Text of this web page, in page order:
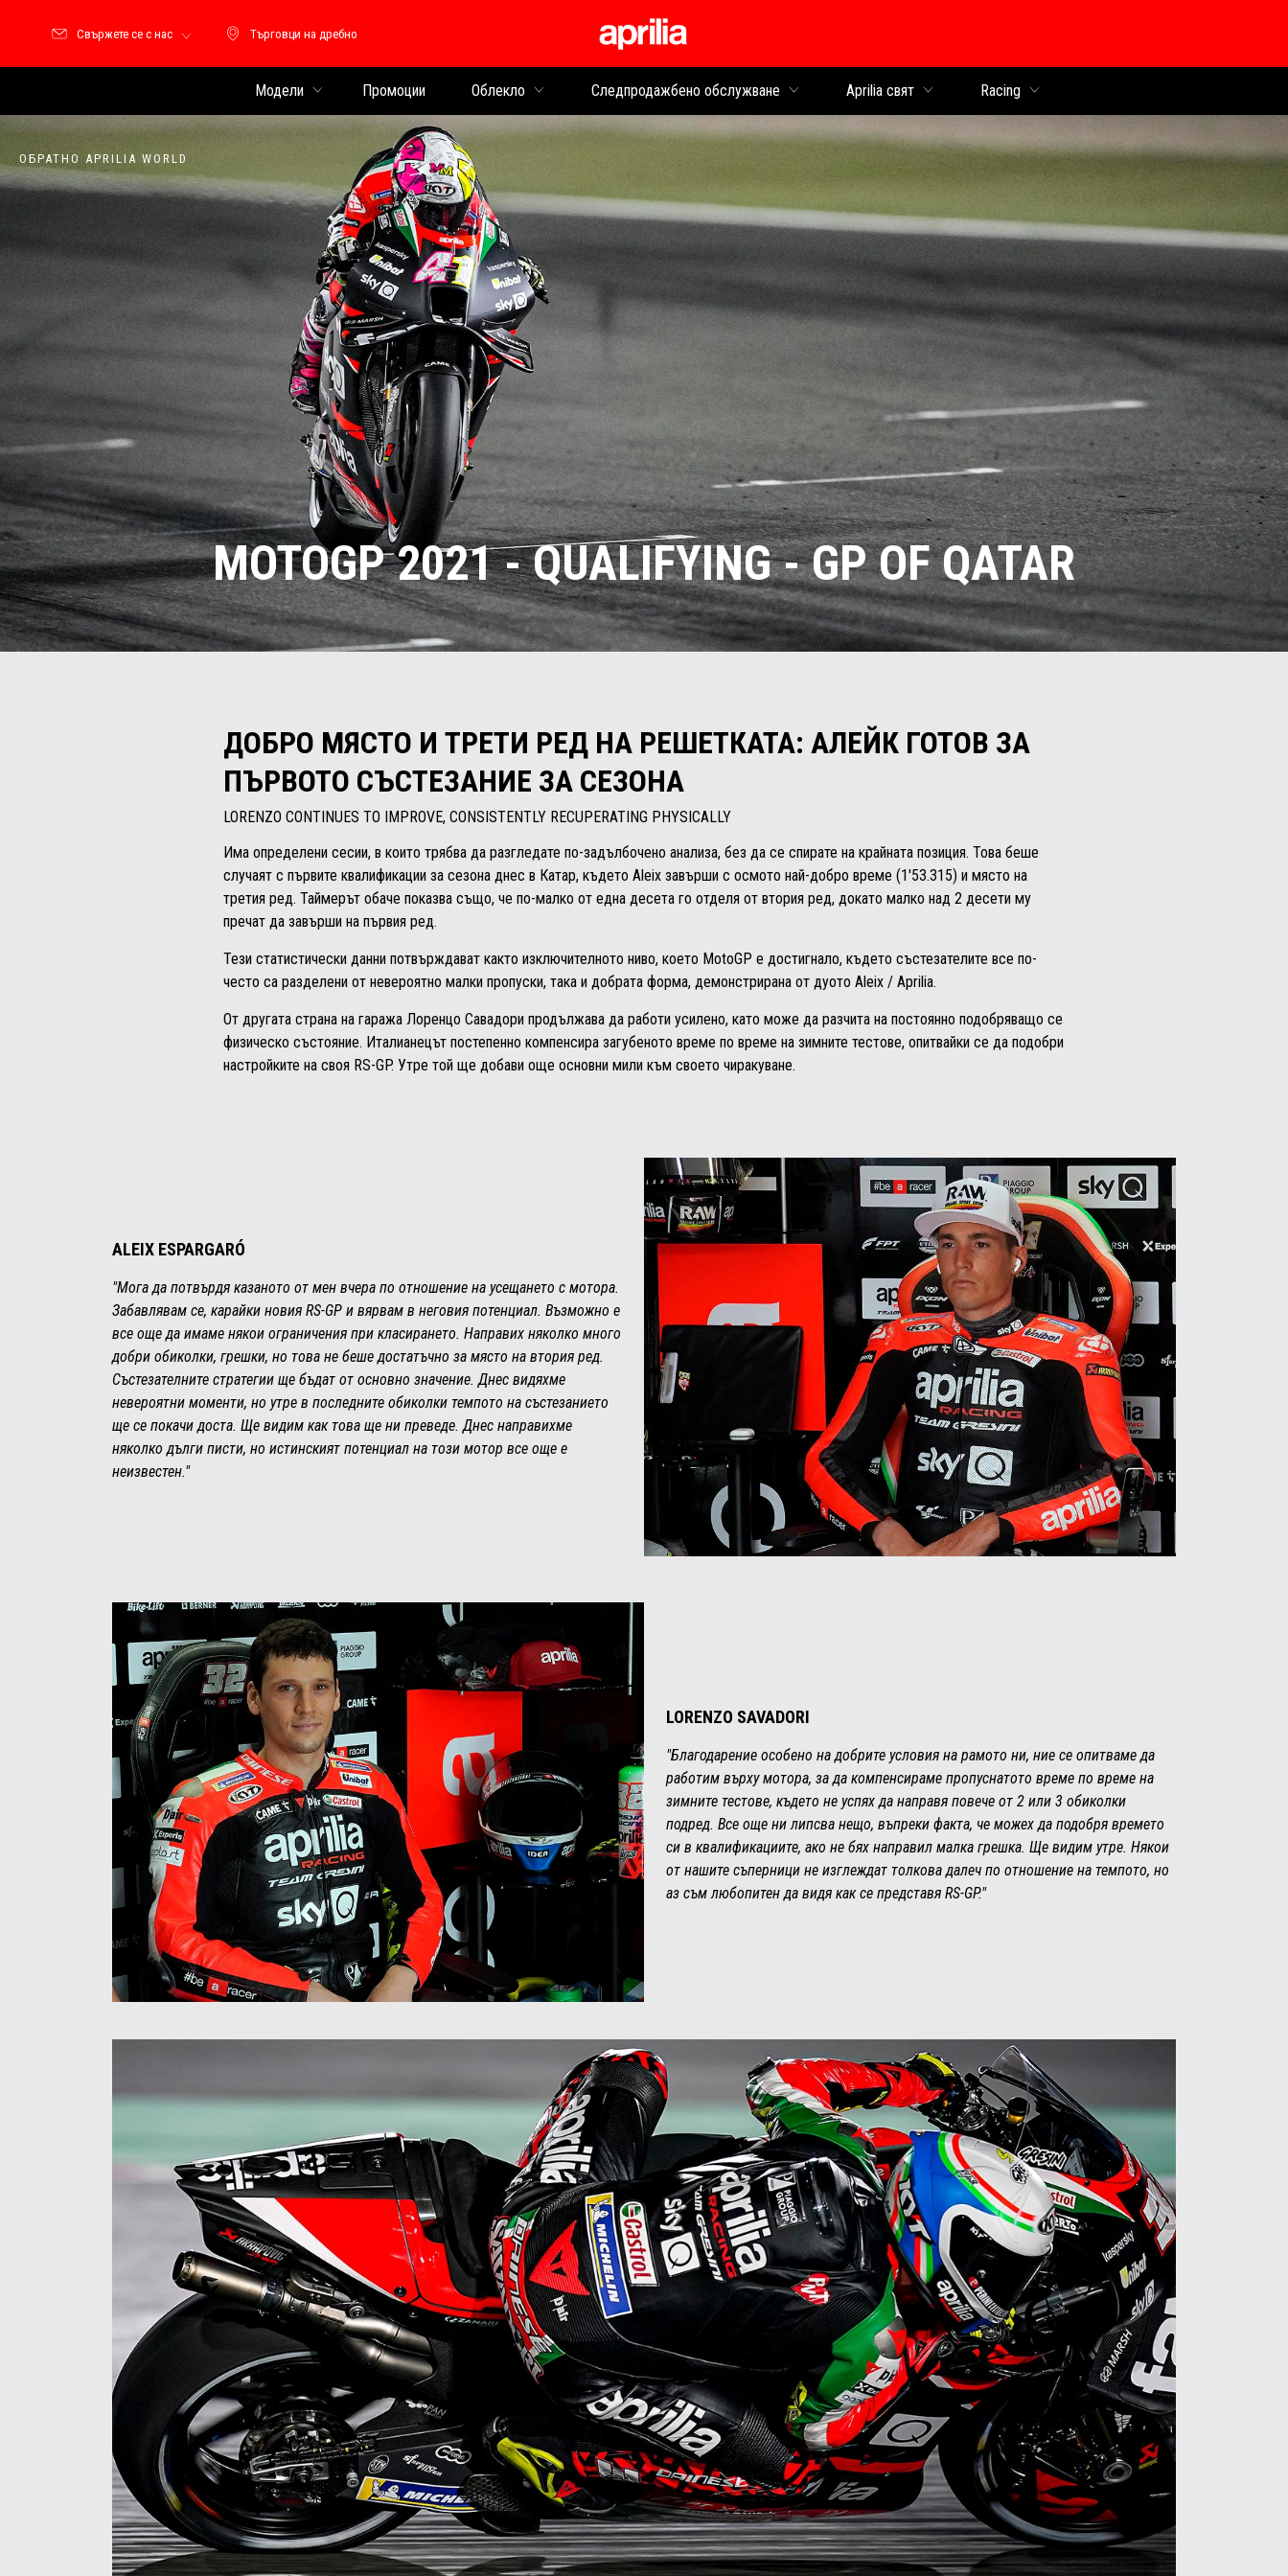
Търговци на дребно
Търговци на дребно
Свържете се с нас
Модели Промоции Облекло Следпродажбено обслужване Aprilia свят Racing
ОБРАТНО APRILIA WORLD
MOTOGP 2021 - QUALIFYING - GP OF QATAR
ДОБРО МЯСТО И ТРЕТИ РЕД НА РЕШЕТКАТА: АЛЕЙК ГОТОВ ЗА
ПЪРВОТО СЪСТЕЗАНИЕ ЗА СЕЗОНА
LORENZO CONTINUES TO IMPROVE, CONSISTENTLY RECUPERATING PHYSICALLY
Има определени сесии, в които трябва да разгледате по-задълбочено анализа, без да се спирате на крайната позиция. Това беше
случаят с първите квалификации за сезона днес в Катар, където Aleix завърши с осмото най-добро време (1'53.315) и място на
третия ред. Таймерът обаче показва също, че по-малко от една десета го отделя от втория ред, докато малко над 2 десети му
пречат да завърши на първия ред.
Тези статистически данни потвърждават както изключителното ниво, което MotoGP е достигнало, където състезателите все по-
често са разделени от невероятно малки пропуски, така и добрата форма, демонстрирана от дуото Aleix / Aprilia.
От другата страна на гаража Лоренцо Савадори продължава да работи усилено, като може да разчита на постоянно подобряващо се
физическо състояние. Италианецът постепенно компенсира загубеното време по време на зимните тестове, опитвайки се да подобри
настройките на своя RS-GP. Утре той ще добави още основни мили към своето чиракуване.
ALEIX ESPARGARÓ
"Мога да потвърдя казаното от мен вчера по отношение на усещането с мотора.
Забавлявам се, карайки новия RS-GP и вярвам в неговия потенциал. Възможно е
все още да имаме някои ограничения при класирането. Направих няколко много
добри обиколки, грешки, но това не беше достатъчно за място на втория ред.
Състезателните стратегии ще бъдат от основно значение. Днес видяхме
невероятни моменти, но утре в последните обиколки темпото на състезанието
ще се покачи доста. Ще видим как това ще ни преведе. Днес направихме
няколко дълги писти, но истинският потенциал на този мотор все още е
неизвестен."
LORENZO SAVADORI
"Благодарение особено на добрите условия на рамото ни, ние се опитваме да
работим върху мотора, за да компенсираме пропуснатото време по време на
зимните тестове, където не успях да направя повече от 2 или 3 обиколки
подред. Все още ни липсва нещо, въпреки факта, че можех да подобря времето
си в квалификациите, ако не бях направил малка грешка. Ще видим утре. Някои
от нашите съперници не изглеждат толкова далеч по отношение на темпото, но
аз съм любопитен да видя как се представя RS-GP."